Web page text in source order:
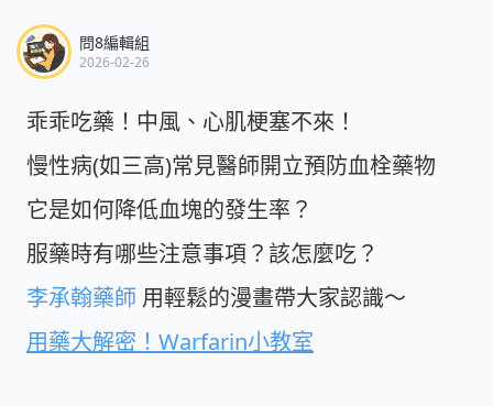
問8編輯組
2026-02-26
乖乖吃藥！中風、心肌梗塞不來！
慢性病(如三高)常見醫師開立預防血栓藥物
它是如何降低血塊的發生率？
服藥時有哪些注意事項？該怎麼吃？
李承翰藥師 用輕鬆的漫畫帶大家認識～
用藥大解密！Warfarin小教室